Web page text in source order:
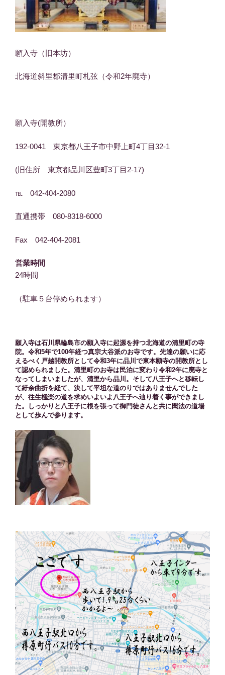
願入寺（旧本坊）
北海道斜里郡清里町札弦（令和2年廃寺）
願入寺(開教所）
192-0041 東京都八王子市中野上町4丁目32-1
(旧住所 東京都品川区豊町3丁目2-17)
℡ 042-404-2080
直通携帯 080-8318-6000
Fax 042-404-2081
営業時間
24時間
（駐車５台停められます）
願入寺は石川県輪島市の願入寺に起源を持つ北海道の清里町の寺
院。令和5年で100年経つ真宗大谷派のお寺です。先達の願いに応
えるべく戸越開教所として令和3年に品川で東本願寺の開教所とし
て認められました。清里町のお寺は民泊に変わり令和2年に廃寺と
なってしまいましたが、清里から品川。そして八王子へと移転し
て紆余曲折を経て、決して平坦な道のりではありませんでした
が、往生極楽の道を求めいよいよ八王子へ辿り着く事ができまし
た。しっかりと八王子に根を張って御門徒さんと共に聞法の道場
として歩んで参ります。